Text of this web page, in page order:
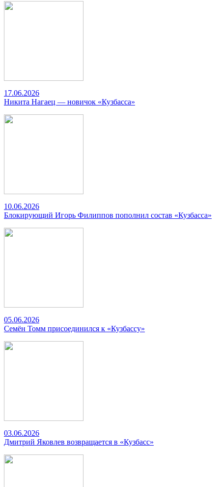
17.06.2026
Никита Нагаец — новичок «Кузбасса»
10.06.2026
Блокирующий Игорь Филиппов пополнил состав «Кузбасса»
05.06.2026
Семён Томм присоединился к «Кузбассу»
03.06.2026
Дмитрий Яковлев возвращается в «Кузбасс»